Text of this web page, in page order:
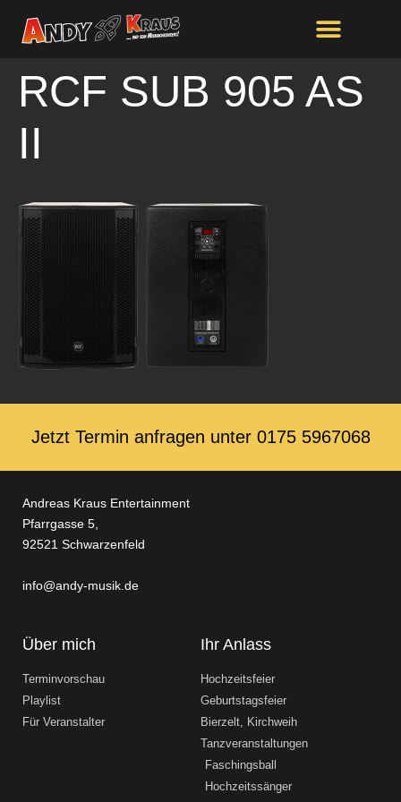
springen
RCF SUB 905 AS
II
Jetzt Termin anfragen unter ‭0175 5967068‬
Andreas Kraus Entertainment
Pfarrgasse 5,
92521 Schwarzenfeld
info@andy-musik.de
Über mich
Terminvorschau
Playlist
Für Veranstalter
Ihr Anlass
Hochzeitsfeier
Geburtstagsfeier
Bierzelt, Kirchweih
Tanzveranstaltungen
Faschingsball
Hochzeitssänger